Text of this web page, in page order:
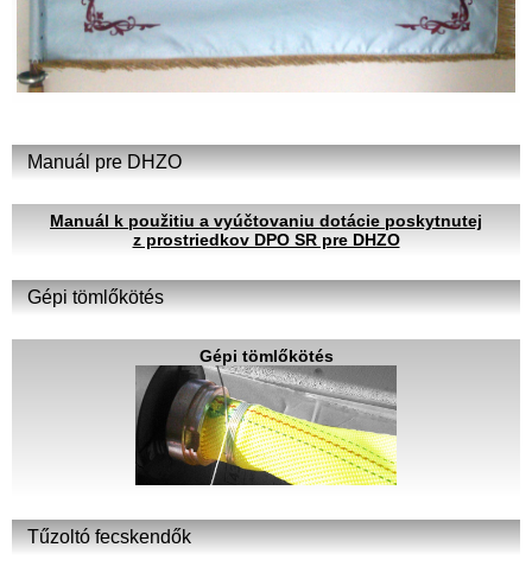
Manuál pre DHZO
Manuál k použitiu a vyúčtovaniu dotácie poskytnutej
z prostriedkov DPO SR pre DHZO
Gépi tömlőkötés
Gépi tömlőkötés
Tűzoltó fecskendők